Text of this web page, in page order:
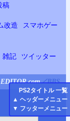
PS2タイトル 一覧
▲ ヘッダーメニュー
▼ フッターメニュー
稿
改造
スマホゲー
雑記 ツイッター
／BBS